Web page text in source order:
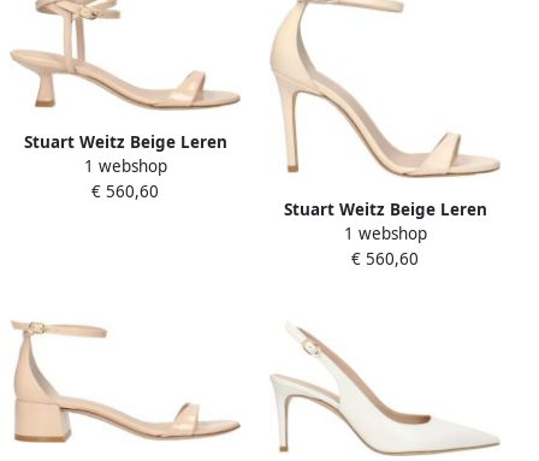
Stuart Weitz Beige Leren
Stiletto Hakken Sandalen
1 webshop
€ 560,60
Stuart Weitz Beige Leren
Stiletto Hakken Sandalen
1 webshop
€ 560,60